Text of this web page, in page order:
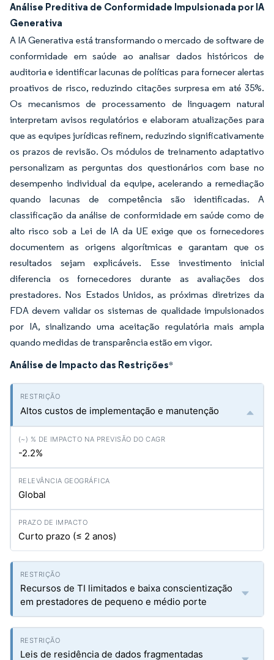
Análise Preditiva de Conformidade Impulsionada por IA
Generativa
A IA Generativa está transformando o mercado de software de
conformidade em saúde ao analisar dados históricos de
auditoria e identificar lacunas de políticas para fornecer alertas
proativos de risco, reduzindo citações surpresa em até 35%.
Os mecanismos de processamento de linguagem natural
interpretam avisos regulatórios e elaboram atualizações para
que as equipes jurídicas refinem, reduzindo significativamente
os prazos de revisão. Os módulos de treinamento adaptativo
personalizam as perguntas dos questionários com base no
desempenho individual da equipe, acelerando a remediação
quando lacunas de competência são identificadas. A
classificação da análise de conformidade em saúde como de
alto risco sob a Lei de IA da UE exige que os fornecedores
documentem as origens algorítmicas e garantam que os
resultados sejam explicáveis. Esse investimento inicial
diferencia os fornecedores durante as avaliações dos
prestadores. Nos Estados Unidos, as próximas diretrizes da
FDA devem validar os sistemas de qualidade impulsionados
por IA, sinalizando uma aceitação regulatória mais ampla
quando medidas de transparência estão em vigor.
Análise de Impacto das Restrições*
Altos custos de implementação e manutenção
-2.2%
Global
Curto prazo (≤ 2 anos)
Recursos de TI limitados e baixa conscientização
em prestadores de pequeno e médio porte
Leis de residência de dados fragmentadas